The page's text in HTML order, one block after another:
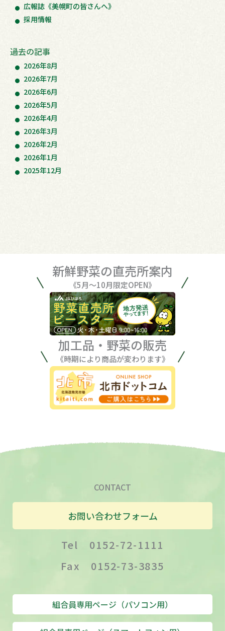
広報誌《美幌町の皆さんへ》
採用情報
過去の記事
2026年8月
2026年7月
2026年6月
2026年5月
2026年4月
2026年3月
2026年2月
2026年1月
2025年12月
新鮮野菜の直売所案内
《5月〜10月限定OPEN》
加工品・野菜の販売
《時期により商品が変わります》
CONTACT
お問い合わせフォーム
Tel 0152-72-1111
Fax 0152-73-3835
組合員専用ページ（パソコン用）